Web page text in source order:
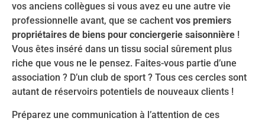
vos anciens collègues si vous avez eu une autre vie
professionnelle avant, que se cachent vos premiers
propriétaires de biens pour conciergerie saisonnière !
Vous êtes inséré dans un tissu social sûrement plus
riche que vous ne le pensez. Faites-vous partie d’une
association ? D’un club de sport ? Tous ces cercles sont
autant de réservoirs potentiels de nouveaux clients !
Préparez une communication à l’attention de ces